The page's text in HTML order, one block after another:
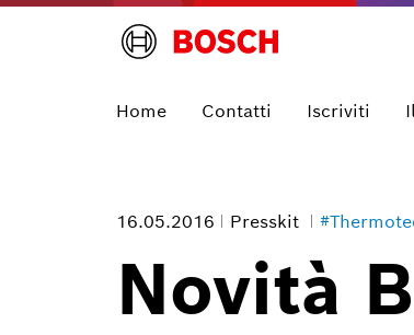
Home Contatti Iscriviti
16.05.2016 Presskit
Novità